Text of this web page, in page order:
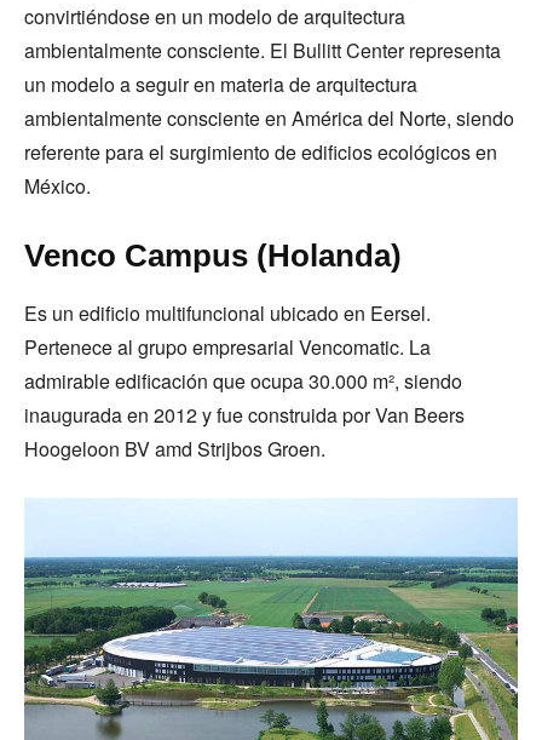
convirtiéndose en un modelo de arquitectura
ambientalmente consciente. El Bullitt Center representa
un modelo a seguir en materia de arquitectura
ambientalmente consciente en América del Norte, siendo
referente para el surgimiento de edificios ecológicos en
México.
Venco Campus (Holanda)
Es un edificio multifuncional ubicado en Eersel.
Pertenece al grupo empresarial Vencomatic. La
admirable edificación que ocupa 30.000 m², siendo
inaugurada en 2012 y fue construida por Van Beers
Hoogeloon BV amd Strijbos Groen.